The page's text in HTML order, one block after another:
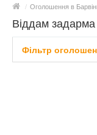
/ Оголошення в
Віддам
оголошення
Фільтр